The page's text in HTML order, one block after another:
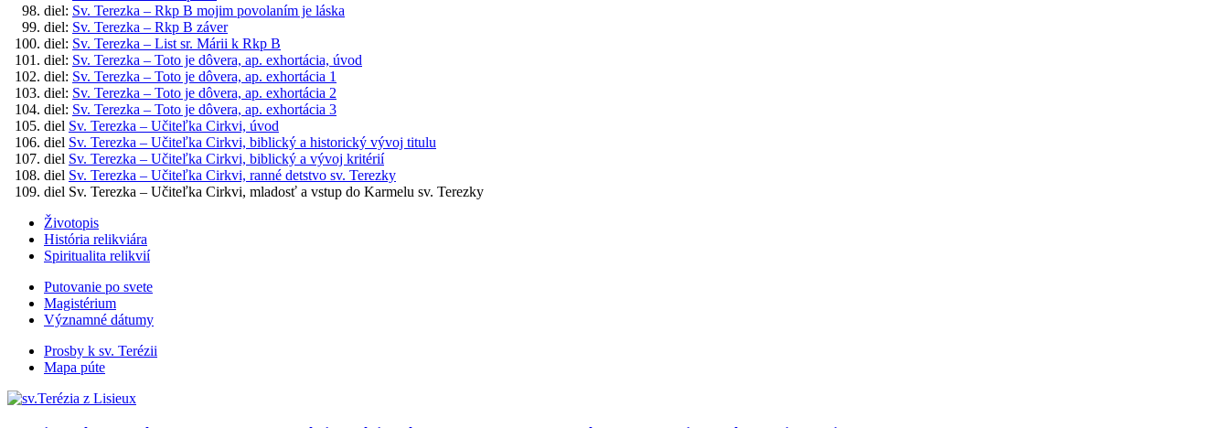
diel: Sv. Terezka – Rkp B mojim povolaním je láska
diel: Sv. Terezka – Rkp B záver
diel: Sv. Terezka – List sr. Márii k Rkp B
diel: Sv. Terezka – Toto je dôvera, ap. exhortácia, úvod
diel: Sv. Terezka – Toto je dôvera, ap. exhortácia 1
diel: Sv. Terezka – Toto je dôvera, ap. exhortácia 2
diel: Sv. Terezka – Toto je dôvera, ap. exhortácia 3
diel Sv. Terezka – Učiteľka Cirkvi, úvod
diel Sv. Terezka – Učiteľka Cirkvi, biblický a historický vývoj titulu
diel Sv. Terezka – Učiteľka Cirkvi, biblický a vývoj kritérií
diel Sv. Terezka – Učiteľka Cirkvi, ranné detstvo sv. Terezky
diel Sv. Terezka – Učiteľka Cirkvi, mladosť a vstup do Karmelu sv. Terezky
Životopis
História relikviára
Spiritualita relikvií
Putovanie po svete
Magistérium
Významné dátumy
Prosby k sv. Terézii
Mapa púte